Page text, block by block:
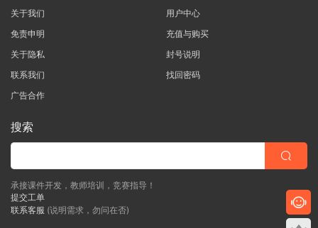
关于我们
免责申明
关于隐私
联系我们
广告合作
用户中心
充值与购买
封号说明
找回密码
搜索
承接课件开发，教师培训，竞赛指导！
提交工单
联系客服 (说明需求，勿问在否)